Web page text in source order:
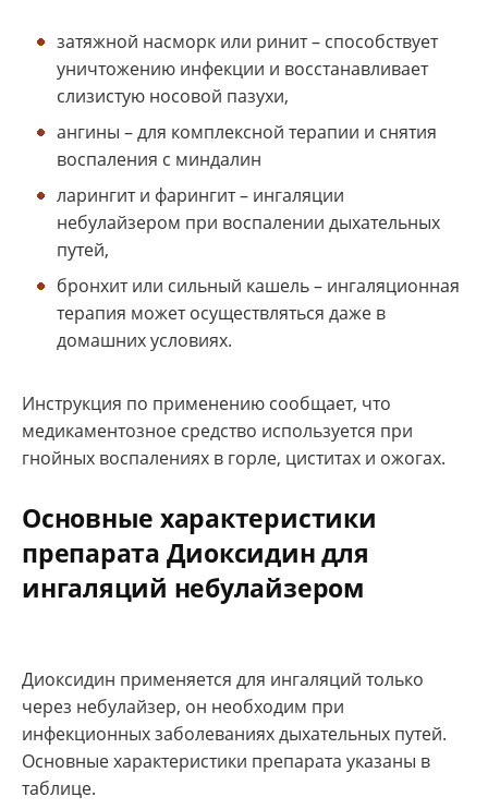
затяжной насморк или ринит – способствует
уничтожению инфекции и восстанавливает
слизистую носовой пазухи,
ангины – для комплексной терапии и снятия
воспаления с миндалин
ларингит и фарингит – ингаляции
небулайзером при воспалении дыхательных
путей,
бронхит или сильный кашель – ингаляционная
терапия может осуществляться даже в
домашних условиях.
Инструкция по применению сообщает, что
медикаментозное средство используется при
гнойных воспалениях в горле, циститах и ожогах.
Основные характеристики
препарата Диоксидин для
ингаляций небулайзером
Диоксидин применяется для ингаляций только
через небулайзер, он необходим при
инфекционных заболеваниях дыхательных путей.
Основные характеристики препарата указаны в
таблице.